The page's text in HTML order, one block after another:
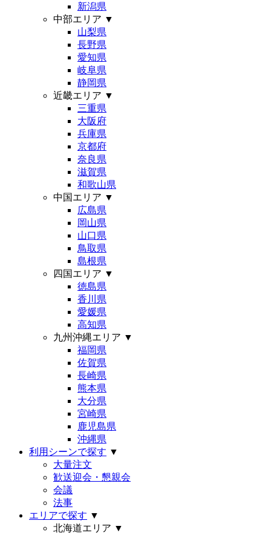
新潟県
中部エリア ▼
山梨県
長野県
愛知県
岐阜県
静岡県
近畿エリア ▼
三重県
大阪府
兵庫県
京都府
奈良県
滋賀県
和歌山県
中国エリア ▼
広島県
岡山県
山口県
鳥取県
島根県
四国エリア ▼
徳島県
香川県
愛媛県
高知県
九州沖縄エリア ▼
福岡県
佐賀県
長崎県
熊本県
大分県
宮崎県
鹿児島県
沖縄県
利用シーンで探す ▼
大量注文
歓送迎会・懇親会
会議
法事
エリアで探す ▼
北海道エリア ▼